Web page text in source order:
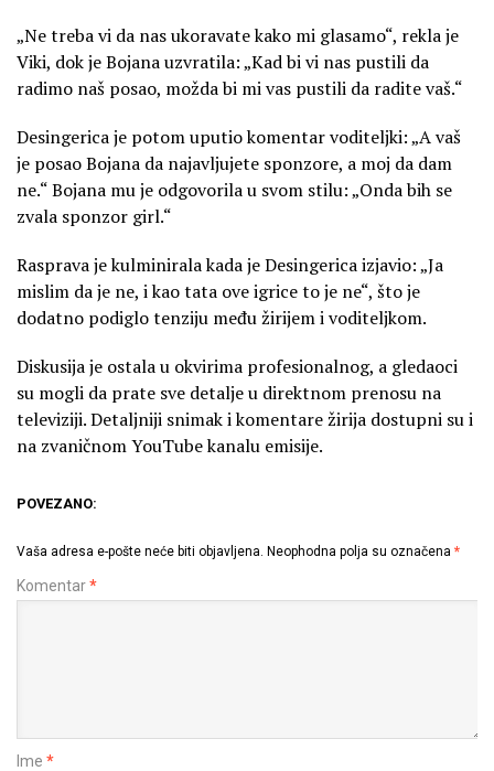
„Ne treba vi da nas ukoravate kako mi glasamo“, rekla je
Viki, dok je Bojana uzvratila: „Kad bi vi nas pustili da
radimo naš posao, možda bi mi vas pustili da radite vaš.“
Desingerica je potom uputio komentar voditeljki: „A vaš
je posao Bojana da najavljujete sponzore, a moj da dam
ne.“ Bojana mu je odgovorila u svom stilu: „Onda bih se
zvala sponzor girl.“
Rasprava je kulminirala kada je Desingerica izjavio: „Ja
mislim da je ne, i kao tata ove igrice to je ne“, što je
dodatno podiglo tenziju među žirijem i voditeljkom.
Diskusija je ostala u okvirima profesionalnog, a gledaoci
su mogli da prate sve detalje u direktnom prenosu na
televiziji. Detaljniji snimak i komentare žirija dostupni su i
na zvaničnom YouTube kanalu emisije.
POVEZANO:
Vaša adresa e-pošte neće biti objavljena. Neophodna polja su označena *
Komentar*
Ime *